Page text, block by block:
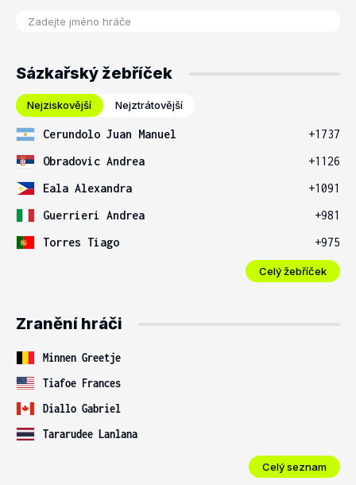
Sázkařský žebříček
Nejziskovější Nejztrátovější
Cerundolo Juan Manuel
+1737
Obradovic Andrea
+1126
Eala Alexandra
+1091
Guerrieri Andrea
+981
Torres Tiago
+975
Celý žebříček
Zranění hráči
Minnen Greetje
Tiafoe Frances
Diallo Gabriel
Tararudee Lanlana
Celý seznam